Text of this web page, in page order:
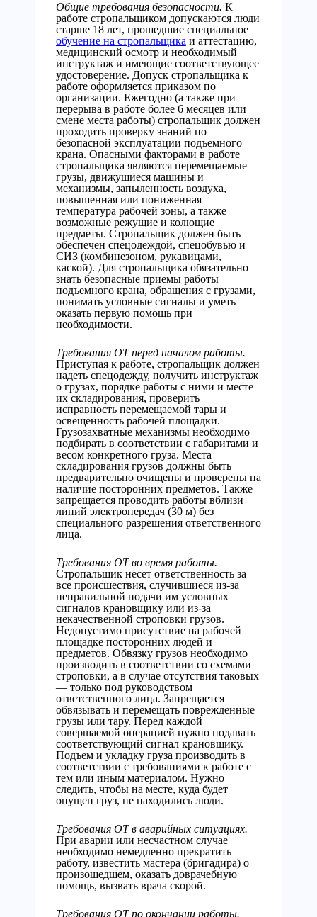
Общие требования безопасности. К
работе стропальщиком допускаются люди
старше 18 лет, прошедшие специальное
обучение на стропальщика и аттестацию,
медицинский осмотр и необходимый
инструктаж и имеющие соответствующее
удостоверение. Допуск стропальщика к
работе оформляется приказом по
организации. Ежегодно (а также при
перерыва в работе более 6 месяцев или
смене места работы) стропальщик должен
проходить проверку знаний по
безопасной эксплуатации подъемного
крана. Опасными факторами в работе
стропальщика являются перемещаемые
грузы, движущиеся машины и
механизмы, запыленность воздуха,
повышенная или пониженная
температура рабочей зоны, а также
возможные режущие и колющие
предметы. Стропальщик должен быть
обеспечен спецодеждой, спецобувью и
СИЗ (комбинезоном, рукавицами,
каской). Для стропальщика обязательно
знать безопасные приемы работы
подъемного крана, обращения с грузами,
понимать условные сигналы и уметь
оказать первую помощь при
необходимости.
Требования ОТ перед началом работы.
Приступая к работе, стропальщик должен
надеть спецодежду, получить инструктаж
о грузах, порядке работы с ними и месте
их складирования, проверить
исправность перемещаемой тары и
освещенность рабочей площадки.
Грузозахватные механизмы необходимо
подбирать в соответствии с габаритами и
весом конкретного груза. Места
складирования грузов должны быть
предварительно очищены и проверены на
наличие посторонних предметов. Также
запрещается проводить работы вблизи
линий электропередач (30 м) без
специального разрешения ответственного
лица.
Требования ОТ во время работы.
Стропальщик несет ответственность за
все происшествия, случившиеся из-за
неправильной подачи им условных
сигналов крановщику или из-за
некачественной строповки грузов.
Недопустимо присутствие на рабочей
площадке посторонних людей и
предметов. Обвязку грузов необходимо
производить в соответствии со схемами
строповки, а в случае отсутствия таковых
— только под руководством
ответственного лица. Запрещается
обвязывать и перемещать поврежденные
грузы или тару. Перед каждой
совершаемой операцией нужно подавать
соответствующий сигнал крановщику.
Подъем и укладку груза производить в
соответствии с требованиями к работе с
тем или иным материалом. Нужно
следить, чтобы на месте, куда будет
опущен груз, не находились люди.
Требования ОТ в аварийных ситуациях.
При аварии или несчастном случае
необходимо немедленно прекратить
работу, известить мастера (бригадира) о
произошедшем, оказать доврачебную
помощь, вызвать врача скорой.
Требования ОТ по окончании работы.